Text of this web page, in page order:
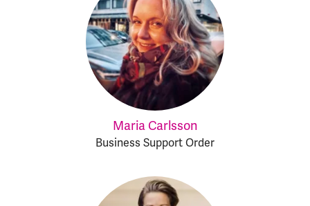
Maria Carlsson
Business Support Order